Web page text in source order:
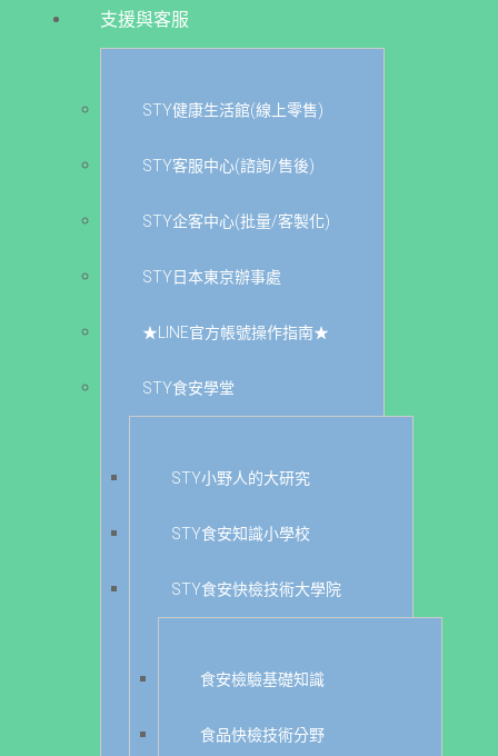
支援與客服
STY健康生活館(線上零售)
STY客服中心(諮詢/售後)
STY企客中心(批量/客製化)
STY日本東京辦事處
★LINE官方帳號操作指南★
STY食安學堂
STY小野人的大研究
STY食安知識小學校
STY食安快檢技術大學院
食安檢驗基礎知識
食品快檢技術分野